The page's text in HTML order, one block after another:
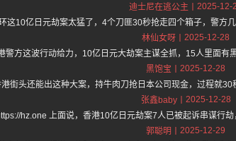
迪士尼在逃公主
2025-12-
这10亿日元劫案太猛了，4个刀匪30秒抢走四个箱子，警方
林仙女呀
2025-12-28
警方这波行动给力，10亿日元大劫案主谋全抓，15人里面有
黑饱宝
2025-12-28
街头还能出这种大案，持牛肉刀抢日本公司现金，过程就30
张鑫baby
2025-12-28
hz.one 上面说，香港10亿日元劫案7人已被起诉串谋行
郭聪明
2025-12-29